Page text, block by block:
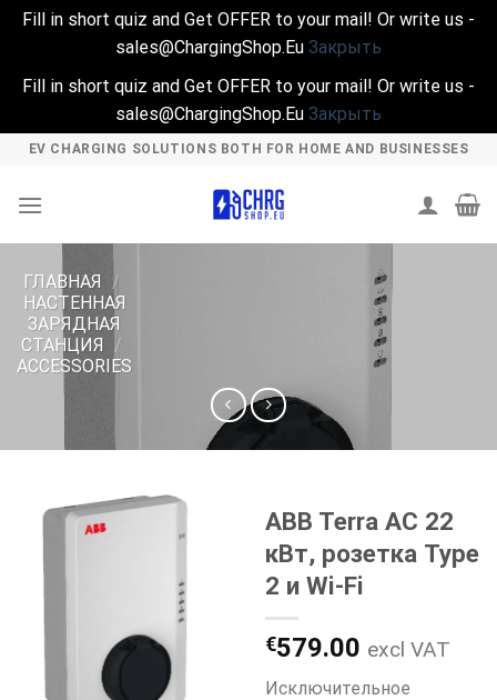
Fill in short quiz and Get OFFER to your mail! Or write us -
sales@ChargingShop.Eu Закрыть
Fill in short quiz and Get OFFER to your mail! Or write us -
sales@ChargingShop.Eu Закрыть
Skip
content
EV CHARGING SOLUTIONS BOTH FOR HOME AND BUSINESSES
ГЛАВНАЯ /
НАСТЕННАЯ
ЗАРЯДНАЯ
СТАНЦИЯ /
ACCESSORIES
ABB Terra AC 22
кВт, розетка Type
2 и Wi-Fi
€579.00 excl VAT
Исключительное